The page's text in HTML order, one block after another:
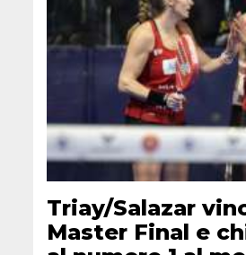
Triay/Salazar
Master Final e